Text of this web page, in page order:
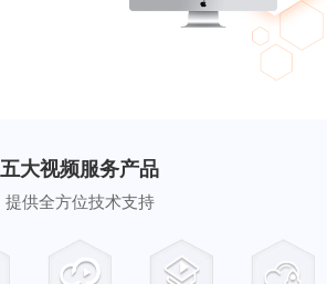
五大视频服务产品
提供全方位技术支持